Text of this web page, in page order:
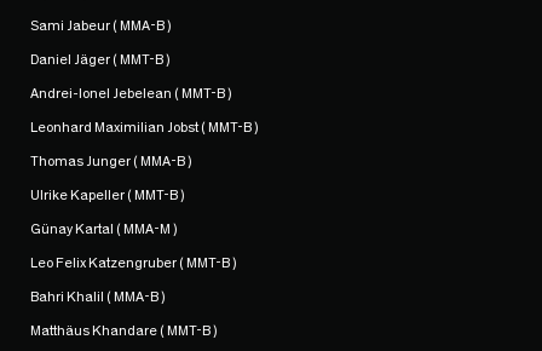
Sami Jabeur ( MMA-B )
Daniel Jäger ( MMT-B )
Andrei-Ionel Jebelean ( MMT-B )
Leonhard Maximilian Jobst ( MMT-B )
Thomas Junger ( MMA-B )
Ulrike Kapeller ( MMT-B )
Günay Kartal ( MMA-M )
Leo Felix Katzengruber ( MMT-B )
Bahri Khalil ( MMA-B )
Matthäus Khandare ( MMT-B )